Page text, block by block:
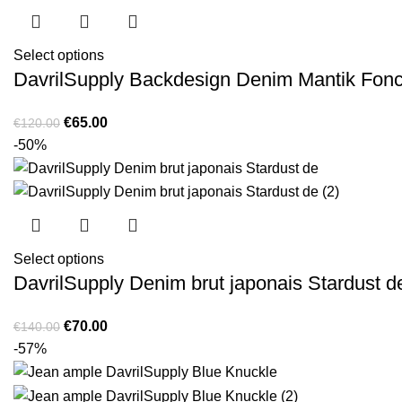
Select options
DavrilSupply Backdesign Denim Mantik
€120.00 Original
was:
€120.00.
€65.00Current
is:
€65.00.
-50%
Select options
DavrilSupply Denim brut japonais Stardust
€140.00 Original
was:
€140.00.
€70.00Current
is:
€70.00.
-57%